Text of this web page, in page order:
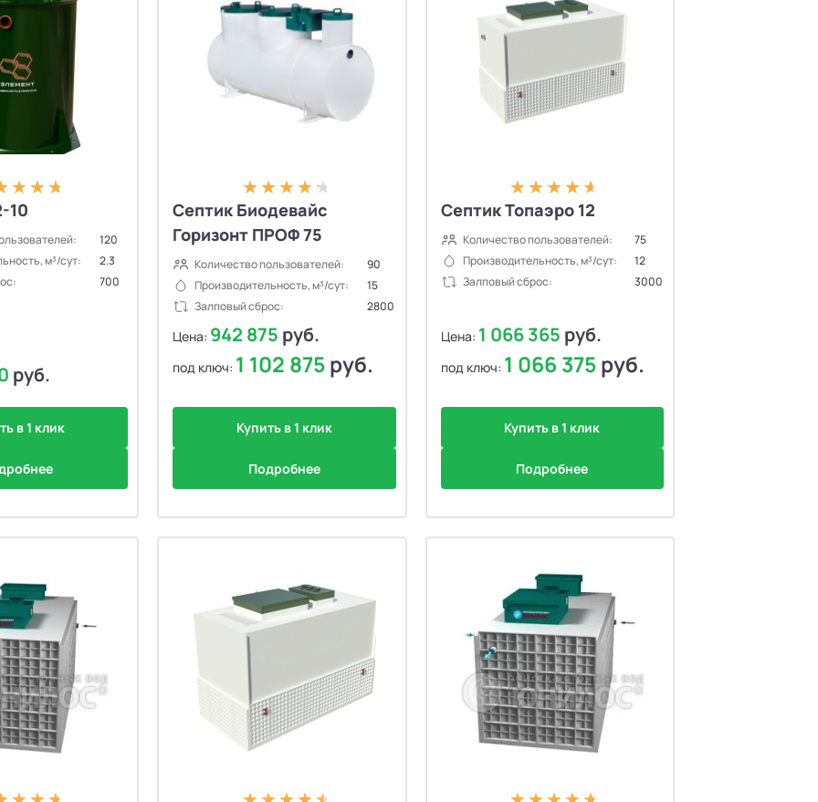
10
120
м³/сут:
2.3
700
руб.
в 1 клик
Септик Биодевайс
Горизонт ПРОФ 75
Количество пользователей:
90
Производительность, м³/сут:
15
Залповый сброс:
2800
Цена: 942 875 руб.
под ключ: 1 102 875руб.
Купить в 1 клик
Подробнее
Септик Топаэро 12
Количество пользователей:
75
Производительность, м³/сут:
12
Залповый сброс:
3000
Цена: 1 066 365 руб.
под ключ: 1 066 375руб.
Купить в 1 клик
Подробнее